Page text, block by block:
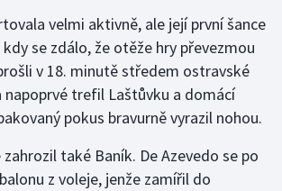
velmi aktivně, ale její první šance
se zdálo, že otěže hry převezmou
v 18. minutě středem ostravské
napoprvé trefil Laštůvku a domácí
pokus bravurně vyrazil nohou.
také Baník. De Azevedo se po
z voleje, jenže zamířil do